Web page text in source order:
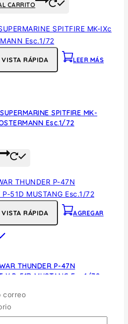
CARRITO
VISTA RÁPIDA LEER MÁS
SPITFIRE MK-
Esc.1/72
VISTA RÁPIDA AGREGAR
THUNDER P-47N
Y P-51D MUSTANG Esc.1/72
CARRITO
correo